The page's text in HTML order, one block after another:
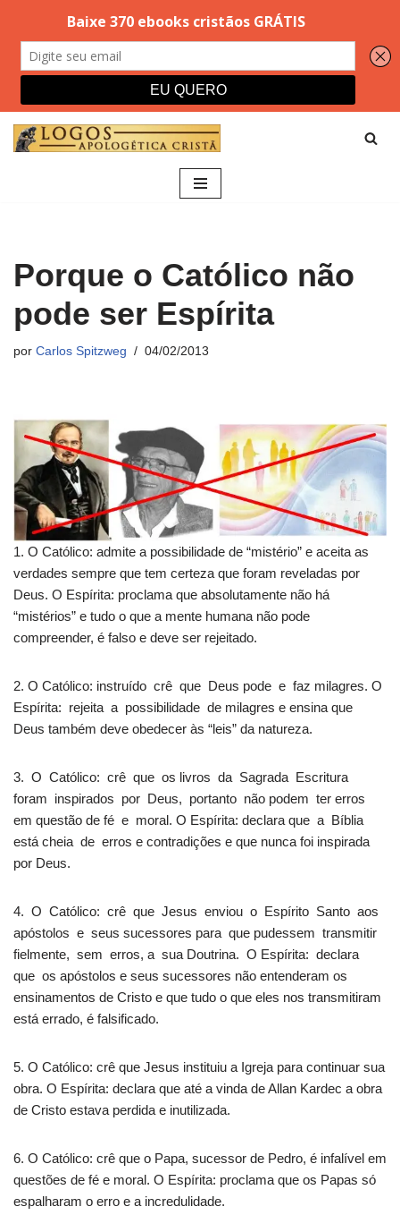
Porque o Católico não
pode ser Espírita
por Carlos Spitzweg 04/02/2013
1. O Católico: admite a possibilidade de “mistério” e aceita as
verdades sempre que tem certeza que foram reveladas por
Deus. O Espírita: proclama que absolutamente não há
“mistérios” e tudo o que a mente humana não pode
compreender, é falso e deve ser rejeitado.
2. O Católico: instruído crê que Deus pode e faz milagres. O
Espírita: rejeita a possibilidade de milagres e ensina que
Deus também deve obedecer às “leis” da natureza.
3. O Católico: crê que os livros da Sagrada Escritura
foram inspirados por Deus, portanto não podem ter erros
em questão de fé e moral. O Espírita: declara que a Bíblia
está cheia de erros e contradições e que nunca foi inspirada
por Deus.
4. O Católico: crê que Jesus enviou o Espírito Santo aos
apóstolos e seus sucessores para que pudessem transmitir
fielmente, sem erros, a sua Doutrina. O Espírita: declara
que os apóstolos e seus sucessores não entenderam os
ensinamentos de Cristo e que tudo o que eles nos transmitiram
está errado, é falsificado.
5. O Católico: crê que Jesus instituiu a Igreja para continuar sua
obra. O Espírita: declara que até a vinda de Allan Kardec a obra
de Cristo estava perdida e inutilizada.
6. O Católico: crê que o Papa, sucessor de Pedro, é infalível em
questões de fé e moral. O Espírita: proclama que os Papas só
espalharam o erro e a incredulidade.